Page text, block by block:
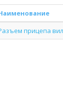
прицепа